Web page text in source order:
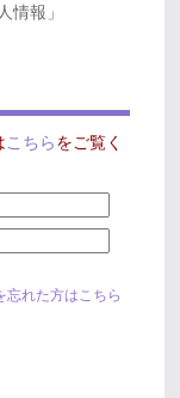
情報」
こちら をご覧く
忘れた方はこちら